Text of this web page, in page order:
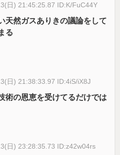
日) 21:45:25.87 ID:K/FuC44Y
天然ガスありきの議論をして
る
日) 21:38:33.97 ID:4iS/iX8J
術の恩恵を受けてるだけでは
日) 23:28:35.73 ID:z42w04rs